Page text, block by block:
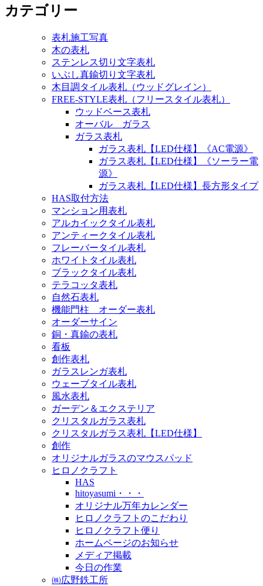
カテゴリー
表札施工写真
木の表札
ステンレス切り文字表札
いぶし真鍮切り文字表札
木目調タイル表札（ウッドグレイン）
FREE-STYLE表札（フリースタイル表札）
ウッドベース表札
オーバル ガラス
ガラス表札
ガラス表札【LED仕様】《AC電源》
ガラス表札【LED仕様】《ソーラー電
源》
ガラス表札【LED仕様】長方形タイプ
HAS取付方法
マンション用表札
アルカイックタイル表札
アンティークタイル表札
フレーバータイル表札
ホワイトタイル表札
ブラックタイル表札
テラコッタ表札
自然石表札
機能門柱 オーダー表札
オーダーサイン
銅・真鍮の表札
看板
創作表札
ガラスレンガ表札
ウェーブタイル表札
風水表札
ガーデン＆エクステリア
クリスタルガラス表札
クリスタルガラス表札【LED仕様】
創作
オリジナルガラスのマウスパッド
ヒロノクラフト
HAS
hitoyasumi・・・
オリジナル万年カレンダー
ヒロノクラフトのこだわり
ヒロノクラフト便り
ホームページのお知らせ
メディア掲載
今日の作業
㈱広野鉄工所